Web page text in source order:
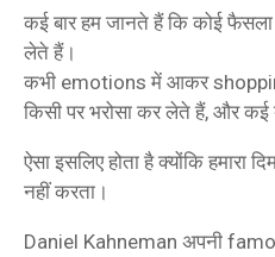
कई बार हम जानते हैं कि कोई
लेते हैं।
कभी emotions में आकर
किसी पर भरोसा कर लेते हैं, और कई
ऐसा इसलिए होता है क्योंकि हमारा
नहीं करता।
Daniel Kahneman अपनी